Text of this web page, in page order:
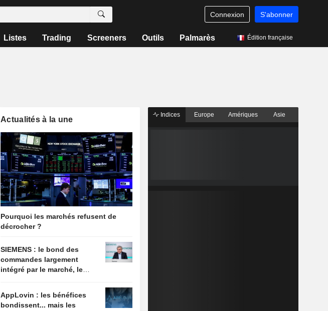
Connexion S'abonner
Listes Trading Screeners Outils Palmarès Édition française
Actualités à la une
Pourquoi les marchés refusent de
décrocher ?
SIEMENS : le bond des
commandes largement
intégré par le marché, le
insuffisant pour soutenir
AppLovin : les bénéfices
bondissent... mais les
Indices Europe Amériques Asie